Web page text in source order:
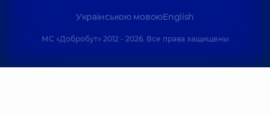
Українською мовоюEnglish
МС «Добробут» 2012 - 2026. Все права защищены